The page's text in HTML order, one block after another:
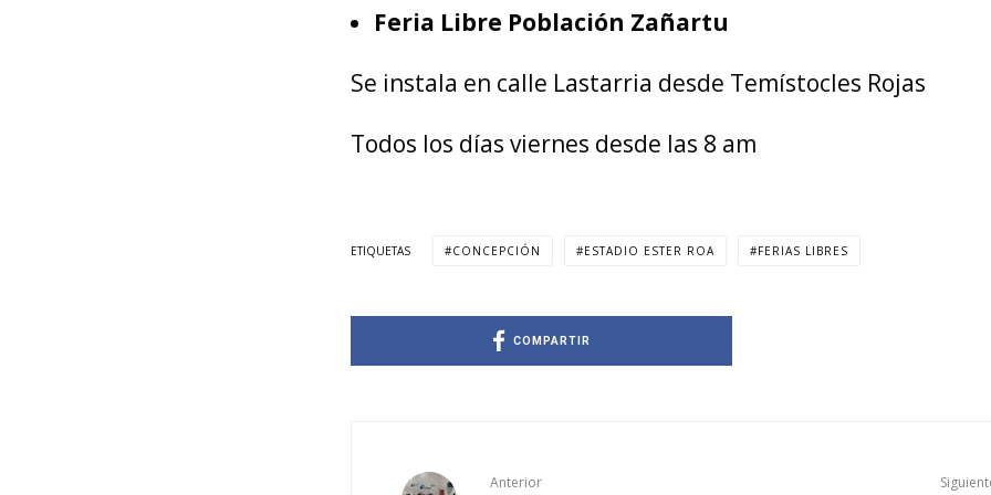
Feria Libre Población Zañartu
Se instala en calle Lastarria desde Temístocles Rojas
Todos los días viernes desde las 8 am
ETIQUETAS CONCEPCIÓN ESTADIO ESTER ROA FERIAS LIBRES
COMPARTIR
Anterior